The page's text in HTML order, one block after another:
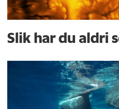
Slik har du aldri